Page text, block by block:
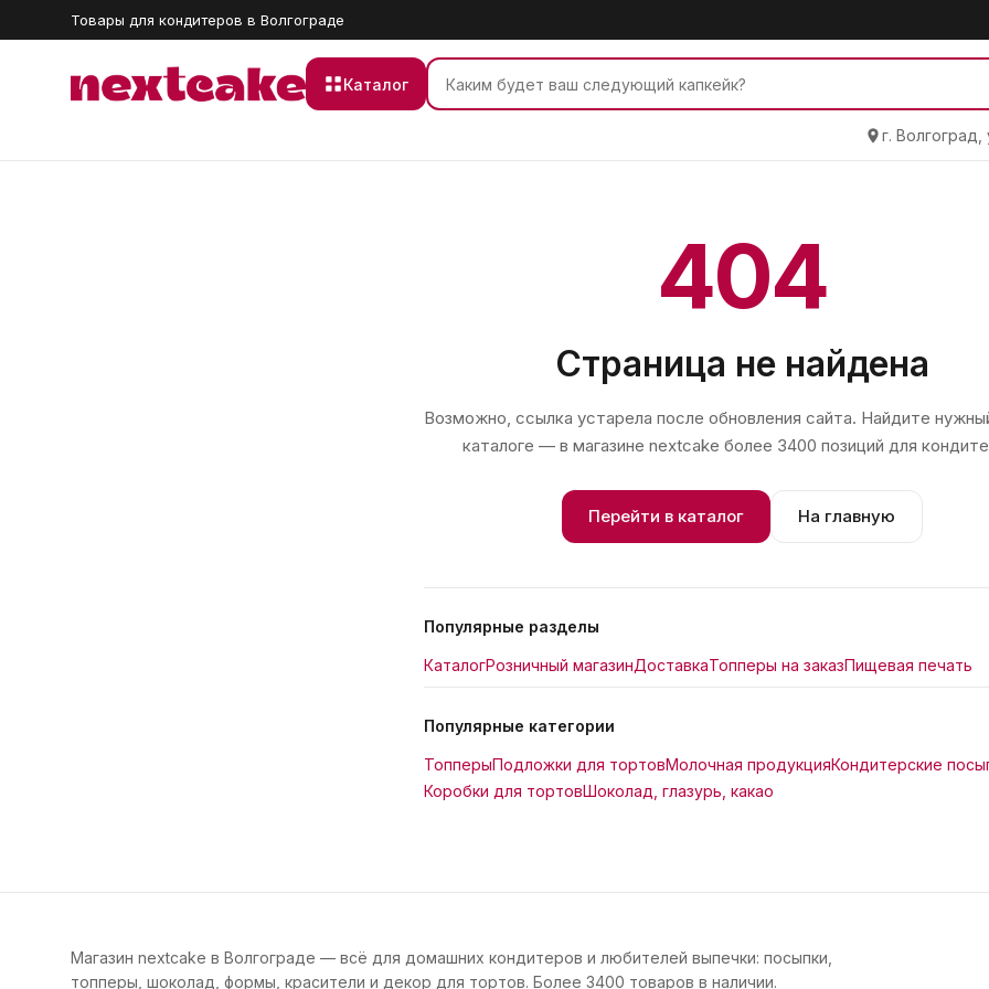
Товары для кондитеров в Волгограде
Каталог
г.
404
Страница не найдена
Возможно, ссылка устарела после обновления сайта. Найдите
каталоге — в магазине nextcake более 3400 позиций для
Перейти в каталог На главную
Популярные разделы
КаталогРозничный магазинДоставкаТопперы на заказПищевая печать
Популярные категории
ТопперыПодложки для тортовМолочная продукцияКондитерские
Коробки для тортовШоколад, глазурь, какао
Магазин nextcake в Волгограде — всё для домашних кондитеров и любителей выпечки: посыпки,
топперы, шоколад, формы, красители и декор для тортов. Более 3400 товаров в наличии.